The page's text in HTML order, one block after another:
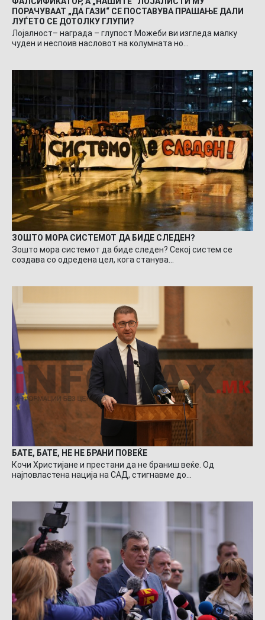
ПОРАЧУВААТ „ДА ГАЗИ“ СЕ ПОСТАВУВА ПРАШАЊЕ ДАЛИ
ЛУЃЕТО СЕ ДОТОЛКУ ГЛУПИ?
Лојалност– награда – глупост Можеби ви изгледа малку
чуден и неспоив насловот на колумната но…
ЗОШТО МОРА СИСТЕМОТ ДА БИДЕ СЛЕДЕН?
Зошто мора системот да биде следен? Секој систем се
создава со одредена цел, кога станува…
БАТЕ, БАТЕ, НЕ НЕ БРАНИ ПОВЕЌЕ
Кочи Христијане и престани да не браниш веќе. Од
најповластена нација на САД, стигнавме до…